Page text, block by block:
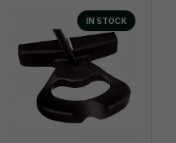
IN STOCK